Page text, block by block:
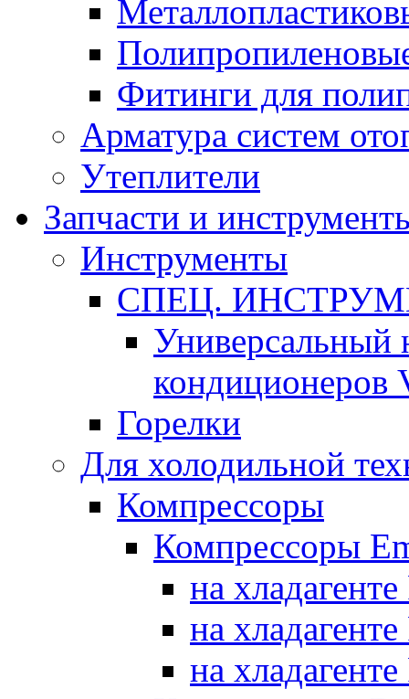
Фитинги для
Арматура систем
Утеплители
Запчасти и
Инструменты
СПЕЦ.
Универсальный
кондиционеров
Горелки
Для холодильной
Компрессоры
Компрессоры
на
на
на